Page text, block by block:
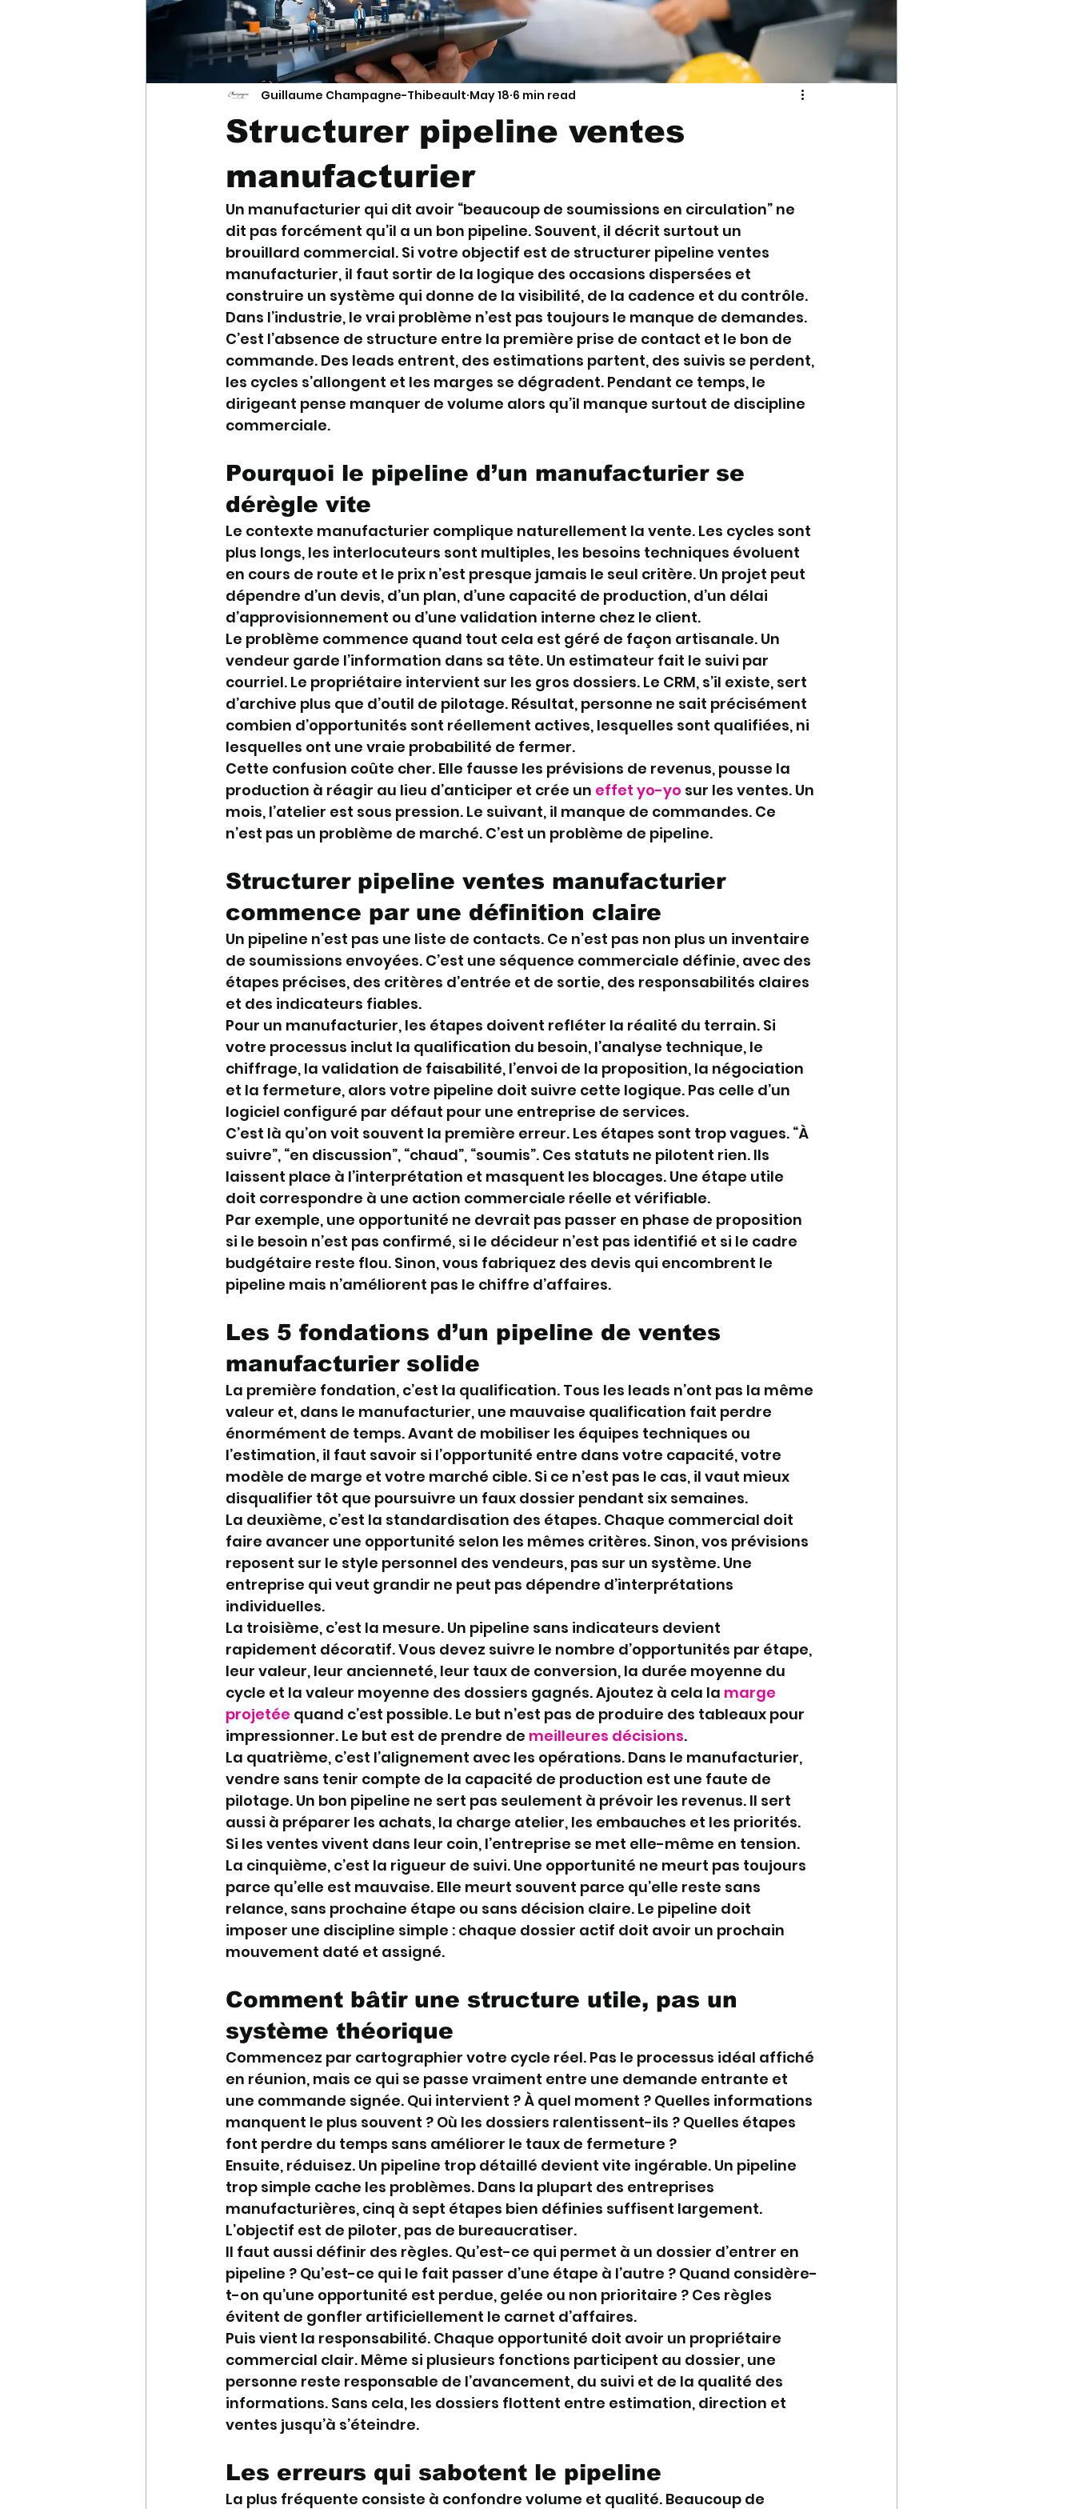
Structurer pipeline ventes
manufacturier
Guillaume Champagne-Thibeault May 18 6 min read
Un manufacturier qui dit avoir “beaucoup de soumissions en circulation” ne
dit pas forcément qu’il a un bon pipeline. Souvent, il décrit surtout un
brouillard commercial. Si votre objectif est de structurer pipeline ventes
manufacturier, il faut sortir de la logique des occasions dispersées et
construire un système qui donne de la visibilité, de la cadence et du contrôle.
Dans l’industrie, le vrai problème n’est pas toujours le manque de demandes.
C’est l’absence de structure entre la première prise de contact et le bon de
commande. Des leads entrent, des estimations partent, des suivis se perdent,
les cycles s’allongent et les marges se dégradent. Pendant ce temps, le
dirigeant pense manquer de volume alors qu’il manque surtout de discipline
commerciale.
Pourquoi le pipeline d’un manufacturier se
dérègle vite
Le contexte manufacturier complique naturellement la vente. Les cycles sont
plus longs, les interlocuteurs sont multiples, les besoins techniques évoluent
en cours de route et le prix n’est presque jamais le seul critère. Un projet peut
dépendre d’un devis, d’un plan, d’une capacité de production, d’un délai
d’approvisionnement ou d’une validation interne chez le client.
Le problème commence quand tout cela est géré de façon artisanale. Un
vendeur garde l’information dans sa tête. Un estimateur fait le suivi par
courriel. Le propriétaire intervient sur les gros dossiers. Le CRM, s’il existe, sert
d’archive plus que d’outil de pilotage. Résultat, personne ne sait précisément
combien d’opportunités sont réellement actives, lesquelles sont qualifiées, ni
lesquelles ont une vraie probabilité de fermer.
Cette confusion coûte cher. Elle fausse les prévisions de revenus, pousse la
production à réagir au lieu d’anticiper et crée un effet yo-yo sur les ventes. Un
mois, l’atelier est sous pression. Le suivant, il manque de commandes. Ce
n’est pas un problème de marché. C’est un problème de pipeline.
Structurer pipeline ventes manufacturier
commence par une définition claire
Un pipeline n’est pas une liste de contacts. Ce n’est pas non plus un inventaire
de soumissions envoyées. C’est une séquence commerciale définie, avec des
étapes précises, des critères d’entrée et de sortie, des responsabilités claires
et des indicateurs fiables.
Pour un manufacturier, les étapes doivent refléter la réalité du terrain. Si
votre processus inclut la qualification du besoin, l’analyse technique, le
chiffrage, la validation de faisabilité, l’envoi de la proposition, la négociation
et la fermeture, alors votre pipeline doit suivre cette logique. Pas celle d’un
logiciel configuré par défaut pour une entreprise de services.
C’est là qu’on voit souvent la première erreur. Les étapes sont trop vagues. “À
suivre”, “en discussion”, “chaud”, “soumis”. Ces statuts ne pilotent rien. Ils
laissent place à l’interprétation et masquent les blocages. Une étape utile
doit correspondre à une action commerciale réelle et vérifiable.
Par exemple, une opportunité ne devrait pas passer en phase de proposition
si le besoin n’est pas confirmé, si le décideur n’est pas identifié et si le cadre
budgétaire reste flou. Sinon, vous fabriquez des devis qui encombrent le
pipeline mais n’améliorent pas le chiffre d’affaires.
Les 5 fondations d’un pipeline de ventes
manufacturier solide
La première fondation, c’est la qualification. Tous les leads n’ont pas la même
valeur et, dans le manufacturier, une mauvaise qualification fait perdre
énormément de temps. Avant de mobiliser les équipes techniques ou
l’estimation, il faut savoir si l’opportunité entre dans votre capacité, votre
modèle de marge et votre marché cible. Si ce n’est pas le cas, il vaut mieux
disqualifier tôt que poursuivre un faux dossier pendant six semaines.
La deuxième, c’est la standardisation des étapes. Chaque commercial doit
faire avancer une opportunité selon les mêmes critères. Sinon, vos prévisions
reposent sur le style personnel des vendeurs, pas sur un système. Une
entreprise qui veut grandir ne peut pas dépendre d’interprétations
individuelles.
La troisième, c’est la mesure. Un pipeline sans indicateurs devient
rapidement décoratif. Vous devez suivre le nombre d’opportunités par étape,
leur valeur, leur ancienneté, leur taux de conversion, la durée moyenne du
cycle et la valeur moyenne des dossiers gagnés. Ajoutez à cela la marge
projetée quand c’est possible. Le but n’est pas de produire des tableaux pour
impressionner. Le but est de prendre de meilleures décisions.
La quatrième, c’est l’alignement avec les opérations. Dans le manufacturier,
vendre sans tenir compte de la capacité de production est une faute de
pilotage. Un bon pipeline ne sert pas seulement à prévoir les revenus. Il sert
aussi à préparer les achats, la charge atelier, les embauches et les priorités.
Si les ventes vivent dans leur coin, l’entreprise se met elle-même en tension.
La cinquième, c’est la rigueur de suivi. Une opportunité ne meurt pas toujours
parce qu’elle est mauvaise. Elle meurt souvent parce qu’elle reste sans
relance, sans prochaine étape ou sans décision claire. Le pipeline doit
imposer une discipline simple : chaque dossier actif doit avoir un prochain
mouvement daté et assigné.
Comment bâtir une structure utile, pas un
système théorique
Commencez par cartographier votre cycle réel. Pas le processus idéal affiché
en réunion, mais ce qui se passe vraiment entre une demande entrante et
une commande signée. Qui intervient ? À quel moment ? Quelles informations
manquent le plus souvent ? Où les dossiers ralentissent-ils ? Quelles étapes
font perdre du temps sans améliorer le taux de fermeture ?
Ensuite, réduisez. Un pipeline trop détaillé devient vite ingérable. Un pipeline
trop simple cache les problèmes. Dans la plupart des entreprises
manufacturières, cinq à sept étapes bien définies suffisent largement.
L’objectif est de piloter, pas de bureaucratiser.
Il faut aussi définir des règles. Qu’est-ce qui permet à un dossier d’entrer en
pipeline ? Qu’est-ce qui le fait passer d’une étape à l’autre ? Quand considère-
t-on qu’une opportunité est perdue, gelée ou non prioritaire ? Ces règles
évitent de gonfler artificiellement le carnet d’affaires.
Puis vient la responsabilité. Chaque opportunité doit avoir un propriétaire
commercial clair. Même si plusieurs fonctions participent au dossier, une
personne reste responsable de l’avancement, du suivi et de la qualité des
informations. Sans cela, les dossiers flottent entre estimation, direction et
ventes jusqu’à s’éteindre.
Les erreurs qui sabotent le pipeline
La plus fréquente consiste à confondre volume et qualité. Beaucoup de